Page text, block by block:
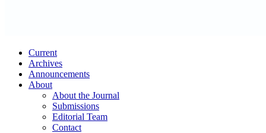
Current
Archives
Announcements
About
About the Journal
Submissions
Editorial Team
Contact